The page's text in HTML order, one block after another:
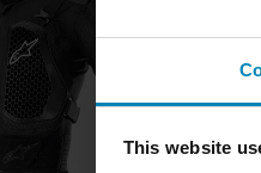
This website